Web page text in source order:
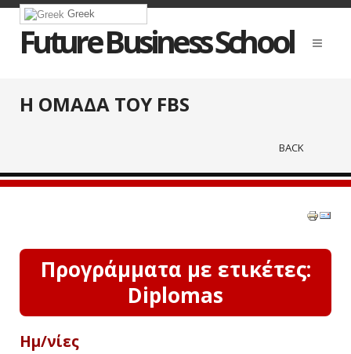
Greek
Future Business School
Η ΟΜΑΔΑ ΤΟΥ FBS
BACK
Προγράμματα με ετικέτες:
Diplomas
Ημ/νίες